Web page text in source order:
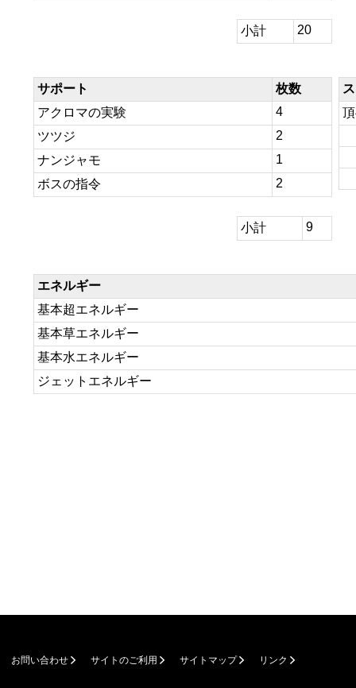
小計 20
サポート
枚数
アクロマの実験
4
ツツジ
2
ナンジャモ
1
ボスの指令
2
小計 9
エネルギー
基本超エネルギー
基本草エネルギー
基本水エネルギー
ジェットエネルギー
お問い合わせ サイトのご利用 サイトマップ リンク